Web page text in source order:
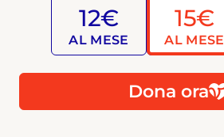
12€
AL MESE
15€
AL MESE
Dona ora